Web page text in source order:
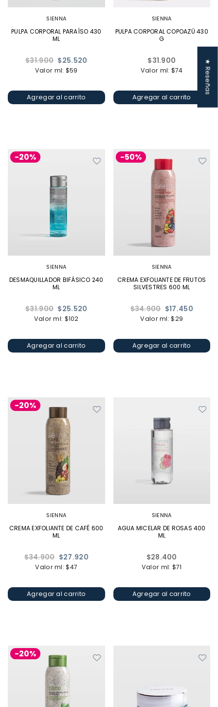
SIENNA
PULPA CORPORAL PARAÍSO 430
ML
Precio
habitual
$31.900 $25.520
Valor ml: $59
Agregar al carrito
SIENNA
PULPA CORPORAL COPOAZÚ 430
G
Precio
habitual
$31.900
Valor ml: $74
Agregar al carrito
-20%
SIENNA
DESMAQUILLADOR BIFÁSICO 240
ML
Precio
habitual
$31.900 $25.520
Valor ml: $102
Agregar al carrito
-50%
SIENNA
CREMA EXFOLIANTE DE FRUTOS
SILVESTRES 600 ML
Precio
habitual
$34.900 $17.450
Valor ml: $29
Agregar al carrito
-20%
SIENNA
CREMA EXFOLIANTE DE CAFÉ 600
ML
Precio
habitual
$34.900 $27.920
Valor ml: $47
Agregar al carrito
SIENNA
AGUA MICELAR DE ROSAS 400
ML
Precio
habitual
$28.400
Valor ml: $71
Agregar al carrito
-20%
★ Reseñas